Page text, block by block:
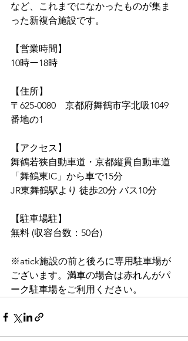
など、これまでになかったものが集ま
った新複合施設です。
【営業時間】
10時ー18時
【住所】
〒625-0080　京都府舞鶴市字北吸1049
番地の1
【アクセス】
舞鶴若狭自動車道・京都縦貫自動車道
「舞鶴東IC」から車で15分
JR東舞鶴駅より 徒歩20分 バス10分
【駐車場駐】
無料 (収容台数：50台)
※atick施設の前と後ろに専用駐車場が
ございます。満車の場合は赤れんがパ
ーク駐車場をご利用ください。